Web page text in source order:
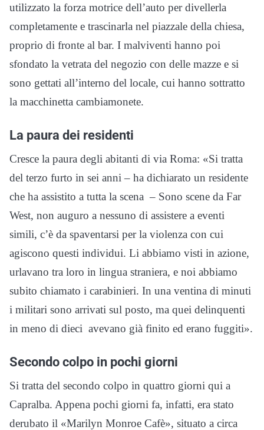
utilizzato la forza motrice dell’auto per divellerla
completamente e trascinarla nel piazzale della chiesa,
proprio di fronte al bar. I malviventi hanno poi
sfondato la vetrata del negozio con delle mazze e si
sono gettati all’interno del locale, cui hanno sottratto
la macchinetta cambiamonete.
La paura dei residenti
Cresce la paura degli abitanti di via Roma: «Si tratta
del terzo furto in sei anni – ha dichiarato un residente
che ha assistito a tutta la scena – Sono scene da Far
West, non auguro a nessuno di assistere a eventi
simili, c’è da spaventarsi per la violenza con cui
agiscono questi individui. Li abbiamo visti in azione,
urlavano tra loro in lingua straniera, e noi abbiamo
subito chiamato i carabinieri. In una ventina di minuti
i militari sono arrivati sul posto, ma quei delinquenti
in meno di dieci avevano già finito ed erano fuggiti».
Secondo colpo in pochi giorni
Si tratta del secondo colpo in quattro giorni qui a
Capralba. Appena pochi giorni fa, infatti, era stato
derubato il «Marilyn Monroe Cafè», situato a circa